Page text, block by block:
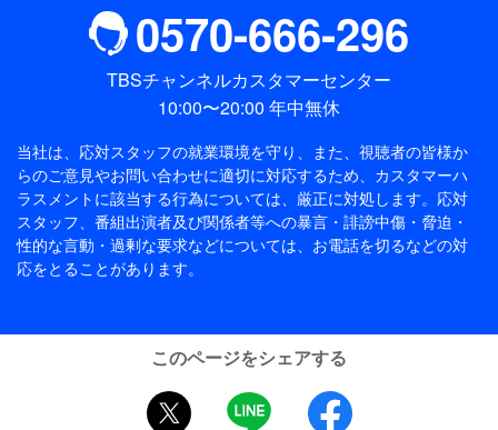
0570-666-296
TBSチャンネルカスタマーセンター
10:00〜20:00 年中無休
当社は、応対スタッフの就業環境を守り、また、視聴者の皆様か
らのご意見やお問い合わせに適切に対応するため、 カスタマーハ
ラスメントに該当する行為については、厳正に対処します。応対
スタッフ、番組出演者及び関係者等への暴言・誹謗中傷・脅迫・
性的な言動・過剰な要求などについては、お電話を切るなどの対
応をとることがあります。
このページをシェアする
twitter
LINE